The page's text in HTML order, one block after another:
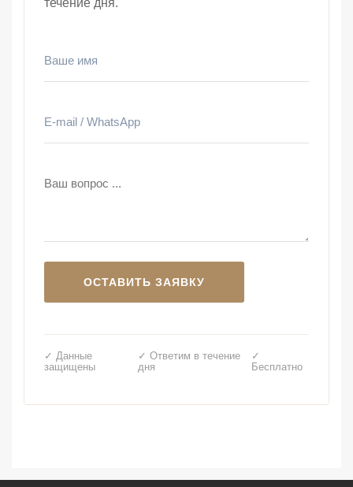
течение дня.
✓ Данные
защищены
✓ Ответим в течение
дня
✓
Бесплатно